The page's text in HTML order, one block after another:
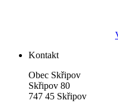
Kontakt
Obec Skřipov
Skřipov 80
747 45 Skřipov